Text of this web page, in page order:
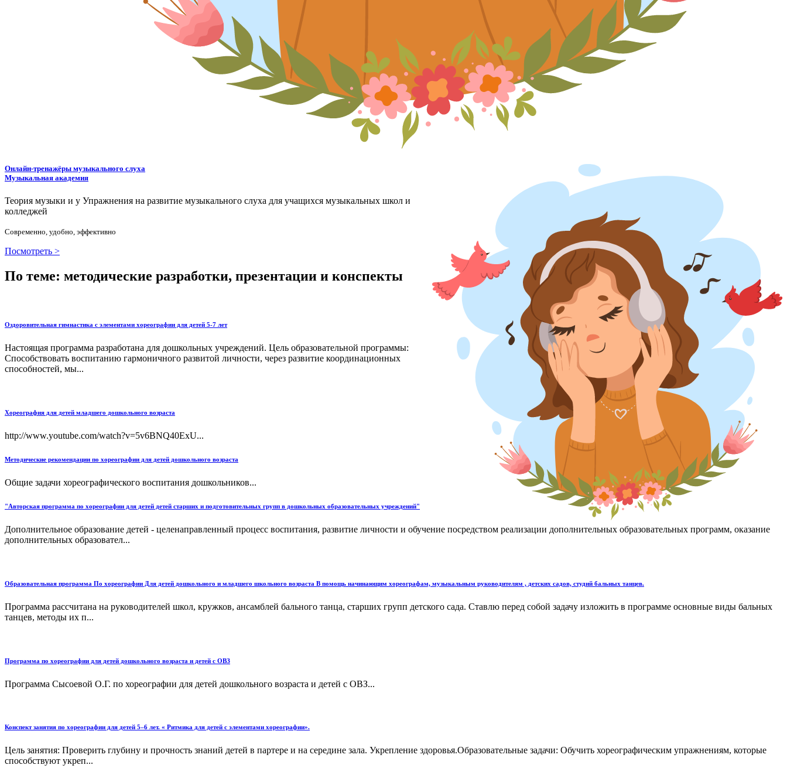
Онлайн-тренажёры музыкального слуха
Музыкальная академия
Теория музыки и у Упражнения на развитие музыкального слуха для учащихся музыкальных школ и
колледжей
Современно, удобно, эффективно
Посмотреть >
По теме: методические разработки, презентации и конспекты
Оздоровительная гимнастика с элементами хореографии для детей 5-7 лет
Настоящая программа разработана для дошкольных учреждений. Цель образовательной программы:
Способствовать воспитанию гармоничного развитой личности, через развитие координационных
способностей, мы...
Хореография для детей младшего дошкольного возраста
http://www.youtube.com/watch?v=5v6BNQ40ExU...
Методические рекомендации по хореографии для детей дошкольного возраста
Общие задачи хореографического воспитания дошкольников...
"Авторская программа по хореографии для детей детей старших и подготовительных групп в дошкольных образовательных учреждений"
Дополнительное образование детей - целенаправленный процесс воспитания, развитие личности и обучение посредством реализации дополнительных образовательных программ, оказание
дополнительных образовател...
Образовательная программа По хореографии Для детей дошкольного и младшего школьного возраста В помощь начинающим хореографам, музыкальным руководителям , детских садов, студий бальных танцев.
Программа рассчитана на руководителей школ, кружков, ансамблей бального танца, старших групп детского сада. Ставлю перед собой задачу изложить в программе основные виды бальных
танцев, методы их п...
Программа по хореографии для детей дошкольного возраста и детей с ОВЗ
Программа Сысоевой О.Г. по хореографии для детей дошкольного возраста и детей с ОВЗ...
Конспект занятия по хореографии для детей 5–6 лет. « Ритмика для детей с элементами хореографии».
Цель занятия: Проверить глубину и прочность знаний детей в партере и на середине зала. Укрепление здоровья.Образовательные задачи: Обучить хореографическим упражнениям, которые
способствуют укреп...